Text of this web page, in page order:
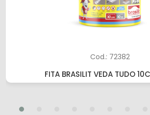
Cod.: 72382
FITA BRASILIT VEDA TUDO